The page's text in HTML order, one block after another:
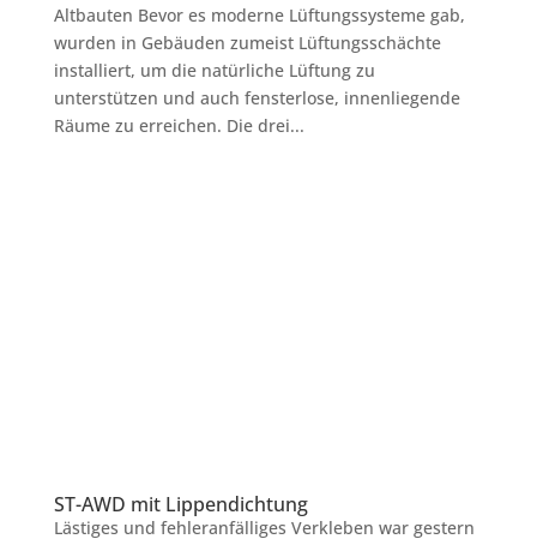
Altbauten Bevor es moderne Lüftungssysteme gab,
wurden in Gebäuden zumeist Lüftungsschächte
installiert, um die natürliche Lüftung zu
unterstützen und auch fensterlose, innenliegende
Räume zu erreichen. Die drei...
ST-AWD mit Lippendichtung
Lästiges und fehleranfälliges Verkleben war gestern